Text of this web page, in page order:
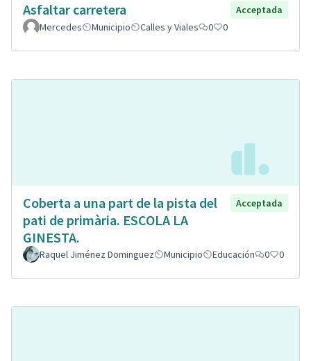
Asfaltar carretera
Acceptada
Mercedes
Municipio Calles y Viales 0 0
Coberta a una part de la pista del
pati de primària. ESCOLA LA
GINESTA.
Acceptada
Raquel Jiménez Dominguez Municipio Educación 0 0